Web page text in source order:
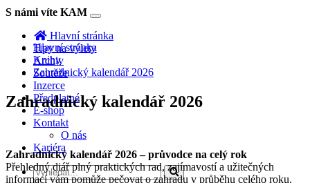
S námi víte KAM
Toggle
navigation
Hlavní stránka
Tipy na výlety
Archiv
Soutěže
Inzerce
Předplatné
E-shop
Kontakt
O nás
Kariéra
Hlavní stránka
Knihy
Zahradnický kalendář 2026
Zahradnický kalendář 2026
Zahradnický kalendář 2026 – průvodce na celý rok
Přehledný diář plný praktických rad, zajímavostí a užitečných
informací vám pomůže pečovat o zahradu v průběhu celého roku.